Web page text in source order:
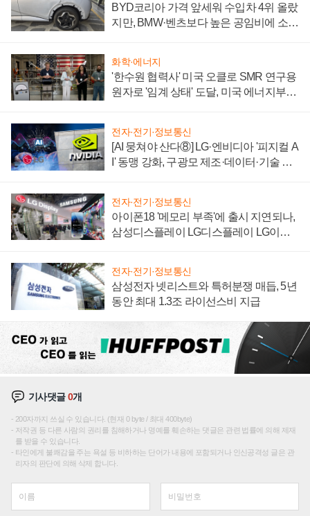
BYD코리아 가격 앞세워 수입차 4위 올랐
지만, BMW·벤츠보다 높은 공임비에 소비
화학·에너지
'한수원 협력사' 미국 오클로 SMR 연구용
원자로 '임계 상태' 도달, 미국 에너지부
전자·전기·정보통신
[AI 뭉쳐야 산다⑧] LG·엔비디아 '피지컬 A
I' 동맹 강화, 구광모 제조·데이터·기술 결
전자·전기·정보통신
아이폰18 '메모리 부족'에 출시 지연되나,
삼성디스플레이 LG디스플레이 LG이노
전자·전기·정보통신
삼성전자 넷리스트와 특허분쟁 매듭, 5년
동안 최대 1.3조 라이선스비 지급
기사댓글0개
200자까지 쓰실 수 있습니다. (현재 0 byte / 최대 400byte)
저작권 등 다른 사람의 권리를 침해하거나 명예를 훼손하는 댓글은 관련 법률에 의해 제재
를 받을 수 있습니다.
타인에게 불쾌감을 주는 욕설 등 비하하는 단어가 내용에 포함되거나 인신공격성 글은 관
리자의 판단에 의해 삭제 합니다.